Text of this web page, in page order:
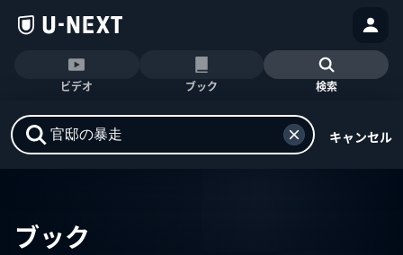
ビデオ ブック 検索
キャンセル
ブック